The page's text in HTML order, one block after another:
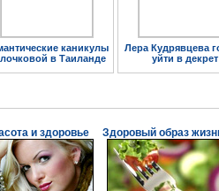
каникулы
в Таиланде
Лера Кудрявцева
уйти в декрет
и здоровье Здоровый образ